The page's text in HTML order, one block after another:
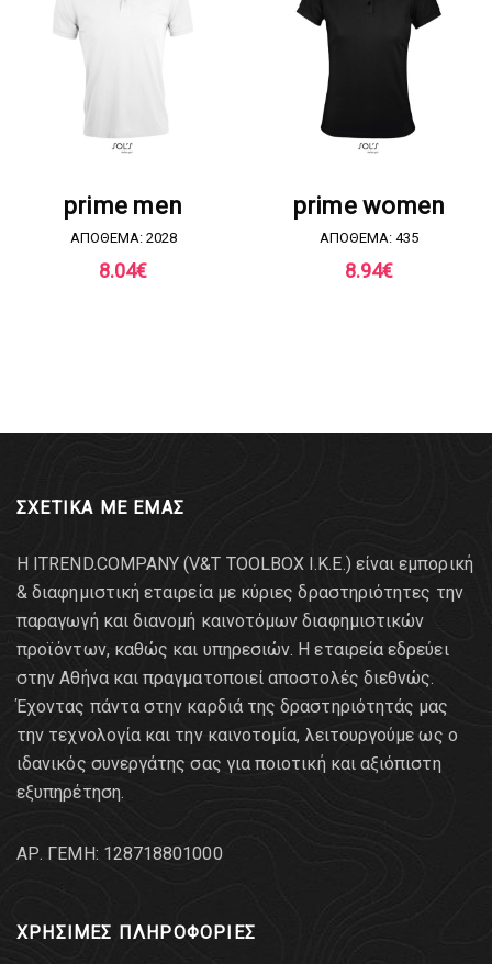
prime men
ΑΠΟΘΕΜΑ: 2028
8.04€
prime women
ΑΠΟΘΕΜΑ: 435
8.94€
ΣΧΕΤΙΚΑ ΜΕ ΕΜΑΣ
Η ITREND.COMPANY (V&T TOOLBOX Ι.Κ.Ε.) είναι εμπορική
& διαφημιστική εταιρεία με κύριες δραστηριότητες την
παραγωγή και διανομή καινοτόμων διαφημιστικών
προϊόντων, καθώς και υπηρεσιών. Η εταιρεία εδρεύει
στην Αθήνα και πραγματοποιεί αποστολές διεθνώς.
Έχοντας πάντα στην καρδιά της δραστηριότητάς μας
την τεχνολογία και την καινοτομία, λειτουργούμε ως ο
ιδανικός συνεργάτης σας για ποιοτική και αξιόπιστη
εξυπηρέτηση.
AΡ. ΓΕΜΗ: 128718801000
ΧΡΗΣΙΜΕΣ ΠΛΗΡΟΦΟΡΙΕΣ